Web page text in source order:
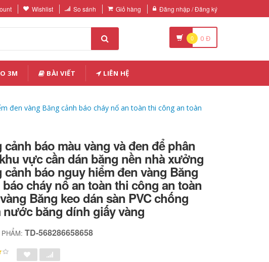
Wishlist So sánh Giỏ hàng Đăng nhập / Đăng ký
0 0 Đ
3M BÀI VIẾT LIÊN HỆ
đen vàng Băng cảnh báo cháy nổ an toàn thi công an toàn
cảnh báo màu vàng và đen để phân
vực cần dán băng nền nhà xưởng
cảnh báo nguy hiểm đen vàng Băng
cháy nổ an toàn thi công an toàn
Băng keo dán sàn PVC chống
nước băng dính giấy vàng
PHẨM:TD-568286658658